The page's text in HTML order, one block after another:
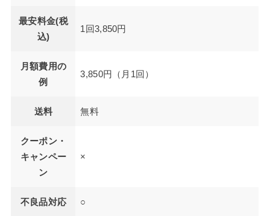
最安料金(税
込)
1回3,850円
月額費用の
例
3,850円（月1回）
送料 無料
クーポン・
キャンペー
ン
×
不良品対応 ○